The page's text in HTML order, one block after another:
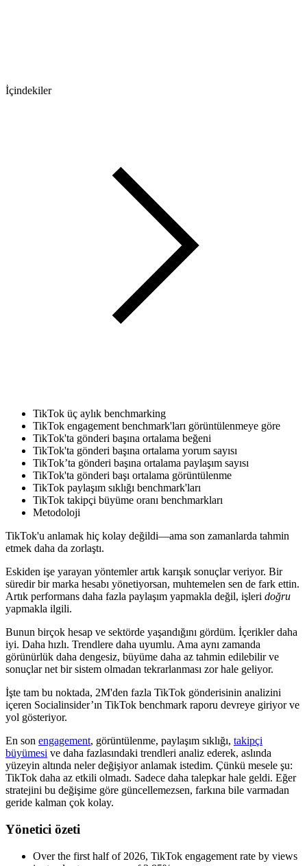
İçindekiler
TikTok üç aylık benchmarking
TikTok engagement benchmark'ları görüntülenmeye göre
TikTok'ta gönderi başına ortalama beğeni
TikTok'ta gönderi başına ortalama yorum sayısı
TikTok’ta gönderi başına ortalama paylaşım sayısı
TikTok'ta gönderi başı ortalama görüntülenme
TikTok paylaşım sıklığı benchmark'ları
TikTok takipçi büyüme oranı benchmarkları
Metodoloji
TikTok'u anlamak hiç kolay değildi—ama son zamanlarda tahmin
etmek daha da zorlaştı.
Eskiden işe yarayan yöntemler artık karışık sonuçlar veriyor. Bir
süredir bir marka hesabı yönetiyorsan, muhtemelen sen de fark ettin.
Artık performans daha fazla paylaşım yapmakla değil, işleri doğru
yapmakla ilgili.
Bunun birçok hesap ve sektörde yaşandığını gördüm. İçerikler daha
iyi. Daha hızlı. Trendlere daha uyumlu. Ama aynı zamanda
görünürlük daha dengesiz, büyüme daha az tahmin edilebilir ve
sonuçlar net bir sistem olmadan tekrarlanması zor hale geliyor.
İşte tam bu noktada, 2M'den fazla TikTok gönderisinin analizini
içeren Socialinsider’ın TikTok benchmark raporu devreye giriyor ve
yol gösteriyor.
En son engagement, görüntülenme, paylaşım sıklığı, takipçi
büyümesi ve daha fazlasındaki trendleri analiz ederek, aslında
yüzeyin altında neler değişiyor anlamak istedim. Çünkü mesele şu:
TikTok daha az etkili olmadı. Sadece daha talepkar hale geldi. Eğer
stratejini bu değişime göre güncellemezsen, farkına bile varmadan
geride kalman çok kolay.
Yönetici özeti
Over the first half of 2026, TikTok engagement rate by views